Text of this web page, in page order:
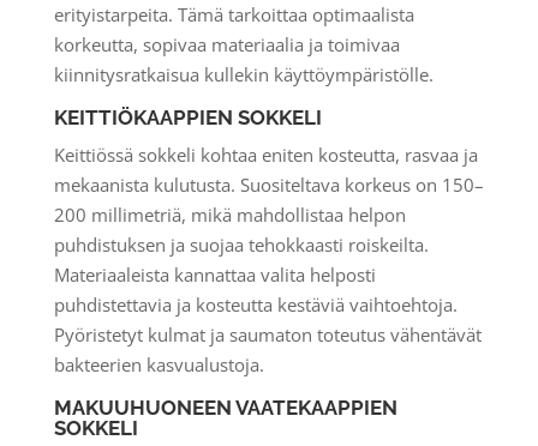
erityistarpeita. Tämä tarkoittaa optimaalista
korkeutta, sopivaa materiaalia ja toimivaa
kiinnitysratkaisua kullekin käyttöympäristölle.
KEITTIÖKAAPPIEN SOKKELI
Keittiössä sokkeli kohtaa eniten kosteutta, rasvaa ja
mekaanista kulutusta. Suositeltava korkeus on 150–
200 millimetriä, mikä mahdollistaa helpon
puhdistuksen ja suojaa tehokkaasti roiskeilta.
Materiaaleista kannattaa valita helposti
puhdistettavia ja kosteutta kestäviä vaihtoehtoja.
Pyöristetyt kulmat ja saumaton toteutus vähentävät
bakteerien kasvualustoja.
MAKUUHUONEEN VAATEKAAPPIEN
SOKKELI